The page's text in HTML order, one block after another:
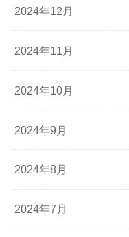
2024年12月
2024年11月
2024年10月
2024年9月
2024年8月
2024年7月